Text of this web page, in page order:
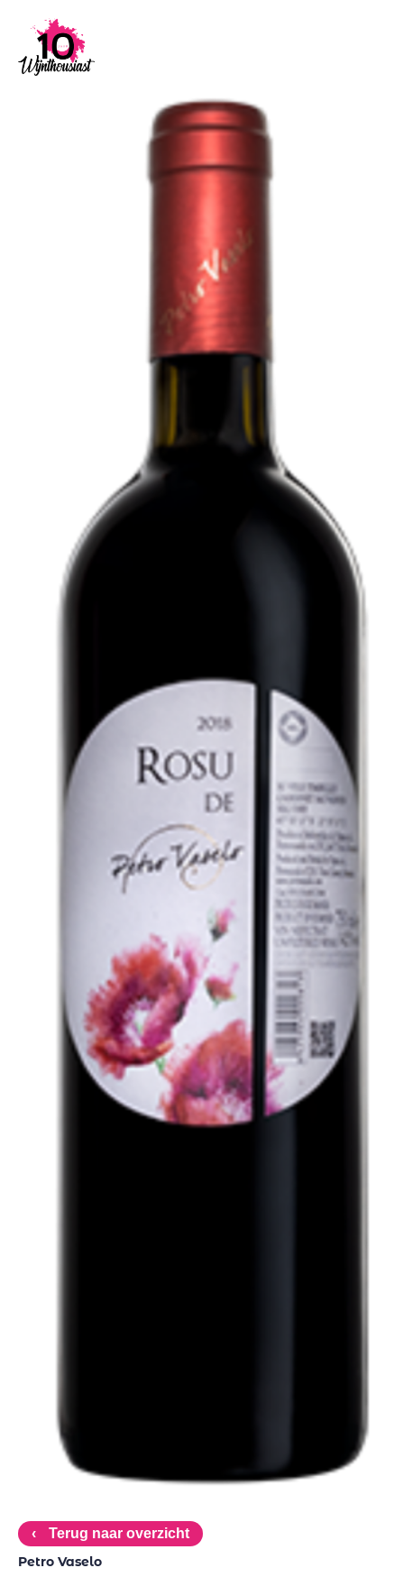
‹ Terug naar overzicht
Petro Vaselo